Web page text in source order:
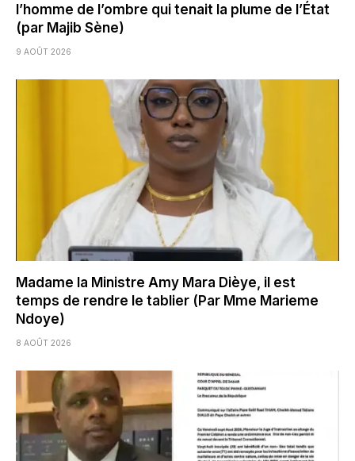
l’homme de l’ombre qui tenait la plume de l’État
(par Majib Sène)
9 AOÛT 2026
Madame la Ministre Amy Mara Dièye, il est
temps de rendre le tablier (Par Mme Marieme
Ndoye)
8 AOÛT 2026